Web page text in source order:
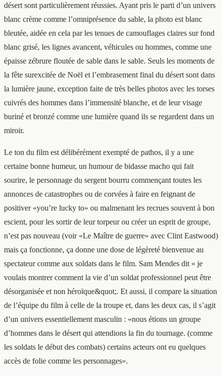
désert sont particulièrement réussies. Ayant pris le parti d’un univers
blanc crème comme l’omniprésence du sable, la photo est blanc
bleutée, aidée en cela par les tenues de camouflages claires sur fond
blanc grisé, les lignes avancent, véhicules ou hommes, comme une
épaisse zébrure floutée de sable dans le sable. Seuls les moments de
la fête surexcitée de Noël et l’embrasement final du désert sont dans
la lumière jaune, exception faite de très belles photos avec les torses
cuivrés des hommes dans l’immensité blanche, et de leur visage
buriné et bronzé comme une lumière quand ils se regardent dans un
miroir.
Le ton du film est délibérément exempté de pathos, il y a une
certaine bonne humeur, un humour de bidasse macho qui fait
sourire, le personnage du sergent bourru commençant toutes les
annonces de catastrophes ou de corvées à faire en feignant de
positiver «you’re lucky to» ou malmenant les recrues souvent à bon
escient, pour les sortir de leur torpeur ou créer un esprit de groupe,
n’est pas nouveau (voir «Le Maître de guerre» avec Clint Eastwood)
mais ça fonctionne, ça donne une dose de légèreté bienvenue au
spectateur comme aux soldats dans le film. Sam Mendes dit « je
voulais montrer comment la vie d’un soldat professionnel peut être
désorganisée et non héroïque&quot;. Et aussi, il compare la situation
de l’équipe du film à celle de la troupe et, dans les deux cas, il s’agit
d’un univers essentiellement masculin : «nous étions un groupe
d’hommes dans le désert qui attendions la fin du tournage. (comme
les soldats le début des combats) certains acteurs ont eu quelques
accès de folie comme les personnages».